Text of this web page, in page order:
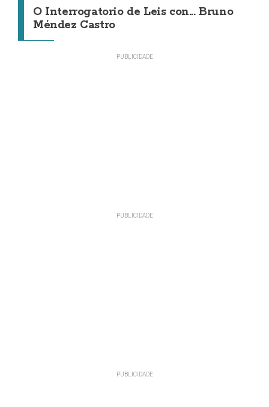
O Interrogatorio de Leis con... Bruno
Méndez Castro